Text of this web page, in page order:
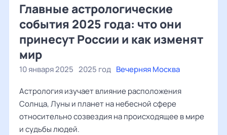
Главные астрологические
события 2025 года: что они
принесут России и как изменят
мир
10 января 2025 2025 год Вечерняя Москва
Астрология изучает влияние расположения
Солнца, Луны и планет на небесной сфере
относительно созвездия на происходящее в мире
и судьбы людей.